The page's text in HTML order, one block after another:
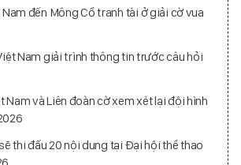
đến Mông Cổ tranh tài ở giải cờ vua
Nam giải trình thông tin trước câu hỏi
Nam và Liên đoàn cờ xem xét lại đội hình
thi đấu 20 nội dung tại Đại hội thể thao